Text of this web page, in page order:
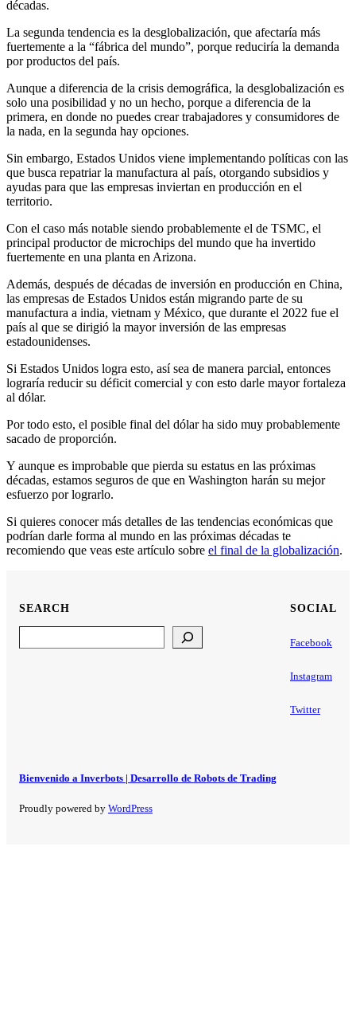
décadas.
La segunda tendencia es la desglobalización, que afectaría más
fuertemente a la “fábrica del mundo”, porque reduciría la demanda
por productos del país.
Aunque a diferencia de la crisis demográfica, la desglobalización es
solo una posibilidad y no un hecho, porque a diferencia de la
primera, en donde no puedes crear trabajadores y consumidores de
la nada, en la segunda hay opciones.
Sin embargo, Estados Unidos viene implementando políticas con las
que busca repatriar la manufactura al país, otorgando subsidios y
ayudas para que las empresas inviertan en producción en el
territorio.
Con el caso más notable siendo probablemente el de TSMC, el
principal productor de microchips del mundo que ha invertido
fuertemente en una planta en Arizona.
Además, después de décadas de inversión en producción en China,
las empresas de Estados Unidos están migrando parte de su
manufactura a india, vietnam y México, que durante el 2022 fue el
país al que se dirigió la mayor inversión de las empresas
estadounidenses.
Si Estados Unidos logra esto, así sea de manera parcial, entonces
lograría reducir su déficit comercial y con esto darle mayor fortaleza
al dólar.
Por todo esto, el posible final del dólar ha sido muy probablemente
sacado de proporción.
Y aunque es improbable que pierda su estatus en las próximas
décadas, estamos seguros de que en Washington harán su mejor
esfuerzo por lograrlo.
Si quieres conocer más detalles de las tendencias económicas que
podrían darle forma al mundo en las próximas décadas te
recomiendo que veas este artículo sobre el final de la globalización.
SEARCH SOCIAL
Facebook
Instagram
Twitter
Bienvenido a Inverbots | Desarrollo de Robots de Trading
Proudly powered by WordPress